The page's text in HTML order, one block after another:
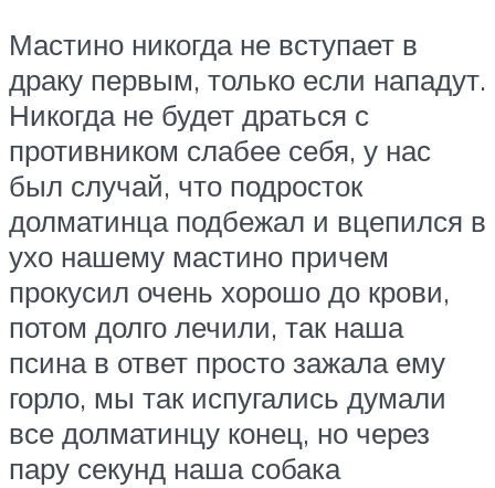
Мастино никогда не вступает в
драку первым, только если нападут.
Никогда не будет драться с
противником слабее себя, у нас
был случай, что подросток
долматинца подбежал и вцепился в
ухо нашему мастино причем
прокусил очень хорошо до крови,
потом долго лечили, так наша
псина в ответ просто зажала ему
горло, мы так испугались думали
все долматинцу конец, но через
пару секунд наша собака